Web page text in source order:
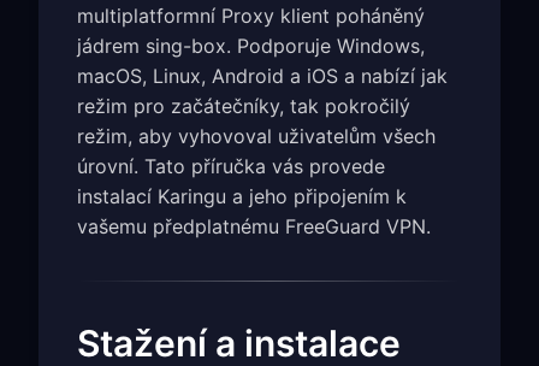
multiplatformní Proxy klient poháněný
jádrem sing-box. Podporuje Windows,
macOS, Linux, Android a iOS a nabízí jak
režim pro začátečníky, tak pokročilý
režim, aby vyhovoval uživatelům všech
úrovní. Tato příručka vás provede
instalací Karingu a jeho připojením k
vašemu předplatnému FreeGuard VPN.
Stažení a instalace